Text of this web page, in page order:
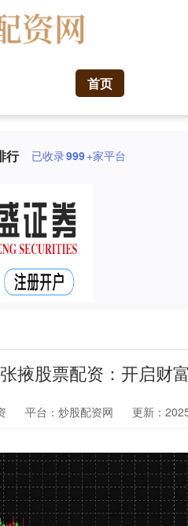
首页
行 已收录999+家平台
掖股票配资：开启财
平台：炒股配资网 更新：